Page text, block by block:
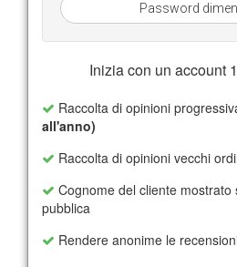
Password
Inizia con un account
Raccolta di opinioni
all'anno)
Raccolta di opinioni vecchi
Cognome del cliente mostrato
pubblica
Rendere anonime le